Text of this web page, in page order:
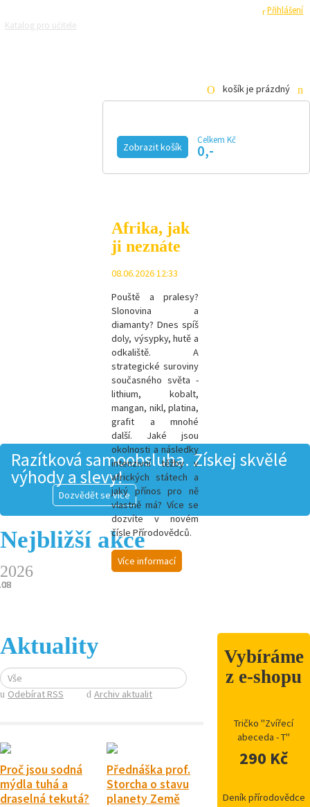
Přihlášení
Katalog pro učitele
košík je prázdný
Zobrazit košík
Celkem Kč
0,-
Afrika, jak
ji neznáte
08.06.2026 12:33
Pouště a pralesy?
Slonovina a
diamanty? Dnes spíš
doly, výsypky, hutě a
odkaliště. A
strategické suroviny
současného světa -
lithium, kobalt,
mangan, nikl, platina,
grafit a mnohé
další. Jaké jsou
okolnosti a následky
intenzivní těžby v
afrických státech a
jaký přínos pro ně
vlastně má? Více se
dozvíte v novém
čísle Přírodovědců.
Více informací
Razítková samoobsluha. Získej skvělé
výhody a slevy!
Dozvědět se více
Nejbližší akce
2026
Aktuality
Vše
Odebírat RSS
Archiv aktualit
Proč jsou sodná
mýdla tuhá a
draselná tekutá?
Přednáška prof.
Storcha o stavu
planety Země
Vybíráme
z e-shopu
Tričko "Zvířecí
abeceda - T"
290 Kč
Deník přírodovědce